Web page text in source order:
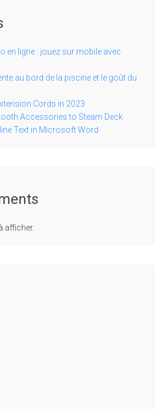
en ligne : jouez sur mobile avec
au bord de la piscine et le goût du
Cords in 2023
Accessories to Steam Deck
Text in Microsoft Word
afficher.